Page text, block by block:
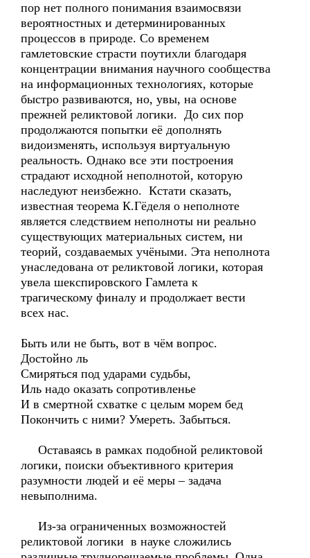
пор нет полного понимания взаимосвязи
вероятностных и детерминированных
процессов в природе. Со временем
гамлетовские страсти поутихли благодаря
концентрации внимания научного сообщества
на информационных технологиях, которые
быстро развиваются, но, увы, на основе
прежней реликтовой логики. До сих пор
продолжаются попытки её дополнять
видоизменять, используя виртуальную
реальность. Однако все эти построения
страдают исходной неполнотой, которую
наследуют неизбежно. Кстати сказать,
известная теорема К.Гёделя о неполноте
является следствием неполноты ни реально
существующих материальных систем, ни
теорий, создаваемых учёными. Эта неполнота
унаследована от реликтовой логики, которая
увела шекспировского Гамлета к
трагическому финалу и продолжает вести
всех нас.
Быть или не быть, вот в чём вопрос.
Достойно ль
Смиряться под ударами судьбы,
Иль надо оказать сопротивленье
И в смертной схватке с целым морем бед
Покончить с ними? Умереть. Забыться.
Оставаясь в рамках подобной реликтовой
логики, поиски объективного критерия
разумности людей и её меры – задача
невыполнима.
Из-за ограниченных возможностей
реликтовой логики в науке сложились